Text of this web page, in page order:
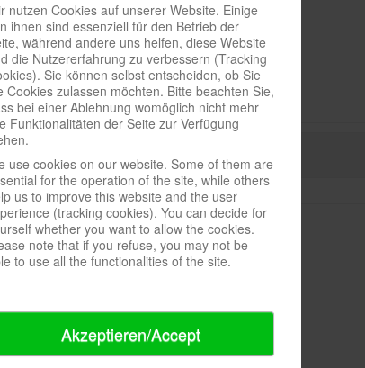
nutzen Cookies auf unserer Website. Einige
ihnen sind essenziell für den Betrieb der
während andere uns helfen, diese Website
die Nutzererfahrung zu verbessern (Tracking
Sie können selbst entscheiden, ob Sie
Cookies zulassen möchten. Bitte beachten Sie,
bei einer Ablehnung womöglich nicht mehr
Funktionalitäten der Seite zur Verfügung
use cookies on our website. Some of them are
for the operation of the site, while others
us to improve this website and the user
(tracking cookies). You can decide for
whether you want to allow the cookies.
note that if you refuse, you may not be
to use all the functionalities of the site.
Akzeptieren/Accept